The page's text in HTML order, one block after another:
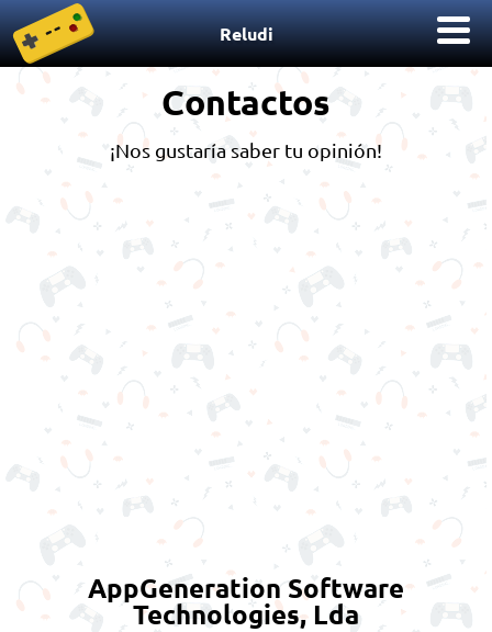
Reludi
Contactos
¡Nos gustaría saber tu opinión!
AppGeneration Software
Technologies, Lda